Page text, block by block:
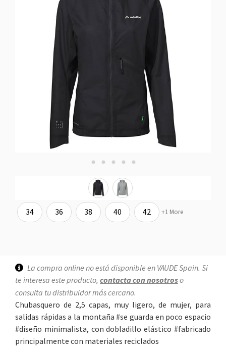
34 36 38 40 42 +1 More
La compra online no está disponible en VAUDE Spain. Si
te interesa este producto, contacta con nosotroso
consulta tu distribuidor más cercano.
Chubasquero de 2,5 capas, muy ligero, de mujer, para
salidas rápidas a la montaña #se guarda en poco espacio
#diseño minimalista, con dobladillo elástico #fabricado
principalmente con materiales reciclados